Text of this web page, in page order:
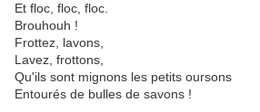
Et floc, floc, floc.
Brouhouh !
Frottez, lavons,
Lavez, frottons,
Qu'ils sont mignons les petits oursons
Entourés de bulles de savons !